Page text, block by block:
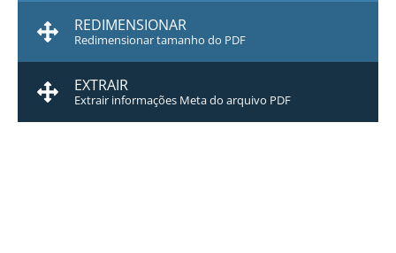
REDIMENSIONAR
Redimensionar tamanho do PDF
EXTRAIR
Extrair informações Meta do arquivo PDF